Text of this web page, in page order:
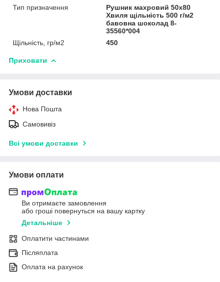
Тип призначення
Рушник махровий 50х80
Хвиля щільність 500 г/м2
бавовна шоколад 8-
35560*004
Щільність, гр/м2
450
Приховати
Умови доставки
Нова Пошта
Самовивіз
Всі умови доставки
Умови оплати
Ви отримаєте замовлення
або гроші повернуться на вашу картку
Детальніше
Оплатити частинами
Післяплата
Оплата на рахунок